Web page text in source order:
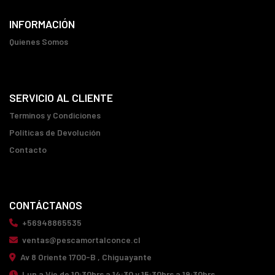
INFORMACIÓN
Quienes Somos
SERVICIO AL CLIENTE
Terminos y Condiciones
Políticas de Devolución
Contacto
CONTÁCTANOS
+56948865535
ventas@pescamortalconce.cl
Av 8 Oriente 1700-B , Chiguayante